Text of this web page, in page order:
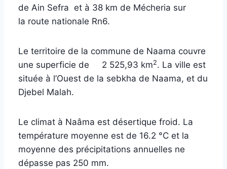
de Ain Sefra et à 38 km de Mécheria sur
la route nationale Rn6.
Le territoire de la commune de Naama couvre
une superficie de 2 525,93 km2. La ville est
située à l’Ouest de la sebkha de Naama, et du
Djebel Malah.
Le climat à Naâma est désertique froid. La
température moyenne est de 16.2 °C et la
moyenne des précipitations annuelles ne
dépasse pas 250 mm.